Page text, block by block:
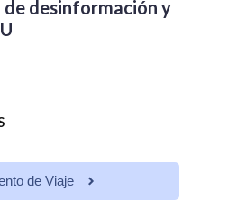
desinformación y
de Viaje